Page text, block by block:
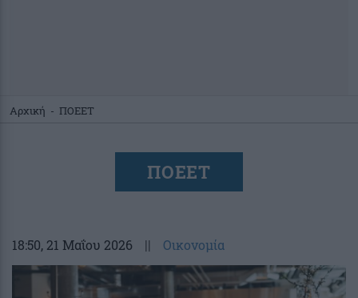
Αρχική - ΠΟΕΕΤ
ΠΟΕΕΤ
18:50, 21 Μαΐου 2026 || Οικονομία